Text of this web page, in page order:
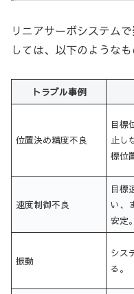
リニアサーボシステム
しては、以下のような
トラブル事例
位置決め精度不良
目標
止し
標位
速度制御不良
目標
い、
安定。
振動
シス
る。